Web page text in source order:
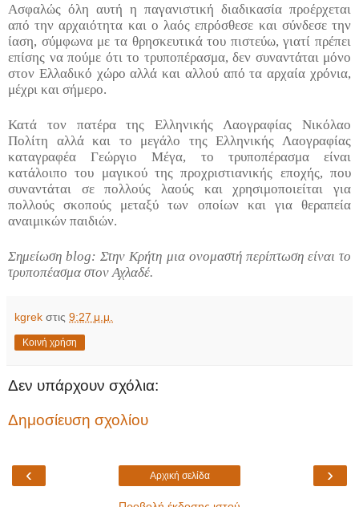
Ασφαλώς όλη αυτή η παγανιστική διαδικασία προέρχεται
από την αρχαιότητα και ο λαός επρόσθεσε και σύνδεσε την
ίαση, σύμφωνα με τα θρησκευτικά του πιστεύω, γιατί πρέπει
επίσης να πούμε ότι το τρυποπέρασμα, δεν συναντάται μόνο
στον Ελλαδικό χώρο αλλά και αλλού από τα αρχαία χρόνια,
μέχρι και σήμερο.
Κατά τον πατέρα της Ελληνικής Λαογραφίας Νικόλαο
Πολίτη αλλά και το μεγάλο της Ελληνικής Λαογραφίας
καταγραφέα Γεώργιο Μέγα, το τρυποπέρασμα είναι
κατάλοιπο του μαγικού της προχριστιανικής εποχής, που
συναντάται σε πολλούς λαούς και χρησιμοποιείται για
πολλούς σκοπούς μεταξύ των οποίων και για θεραπεία
αναιμικών παιδιών.
Σημείωσηblog: Στην Κρήτη μια ονομαστή περίπτωση είναι το
τρυποπέασμα στον Αχλαδέ.
kgrek στις 9:27 μ.μ.
Κοινή χρήση
Δεν υπάρχουν σχόλια:
Δημοσίευση σχολίου
‹ ›
Αρχική σελίδα